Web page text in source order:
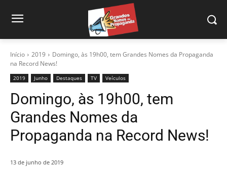
Início 2019
Domingo, às 19h00, tem Grandes Nomes da Propaganda
na Record News!
2019 Junho Destaques TV Veículos
Domingo, às 19h00, tem
Grandes Nomes da
Propaganda na Record News!
13 de junho de 2019